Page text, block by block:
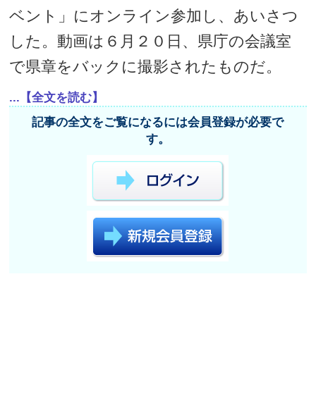
ベント」にオンライン参加し、あいさつ
した。動画は６月２０日、県庁の会議室
で県章をバックに撮影されたものだ。
...【全文を読む】
記事の全文をご覧になるには会員登録が必要で
す。